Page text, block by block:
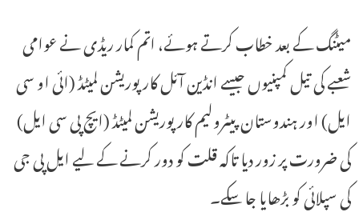
میٹنگ کے بعد خطاب کرتے ہوئے، اتم کمار ریڈی نے عوامی
شعبے کی تیل کمپنیوں جیسے انڈین آئل کارپوریشن لمیٹڈ (ائی او سی
ایل) اور ہندوستان پیٹرولیم کارپوریشن لمیٹڈ (ایچ پی سی ایل)
کی ضرورت پر زور دیا تاکہ قلت کو دور کرنے کے لیے ایل پی جی
کی سپلائی کو بڑھایا جا سکے۔